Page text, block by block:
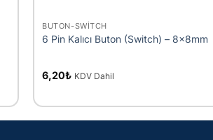
BUTON-SWITCH
6 Pin Kalıcı Buton (Switch) – 8x8mm
6,20₺ KDV Dahil